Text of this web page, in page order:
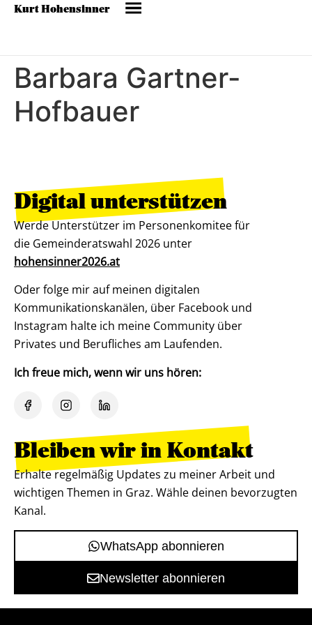
Kurt Hohensinner
Barbara Gartner-
Hofbauer
Digital unterstützen
Werde Unterstützer im Personenkomitee für
die Gemeinderatswahl 2026 unter
hohensinner2026.at
Oder folge mir auf meinen digitalen
Kommunikationskanälen, über Facebook und
Instagram halte ich meine Community über
Privates und Berufliches am Laufenden.
Ich freue mich, wenn wir uns hören:
Bleiben wir in Kontakt
Erhalte regelmäßig Updates zu meiner Arbeit und
wichtigen Themen in Graz. Wähle deinen bevorzugten
Kanal.
WhatsApp abonnieren
Newsletter abonnieren